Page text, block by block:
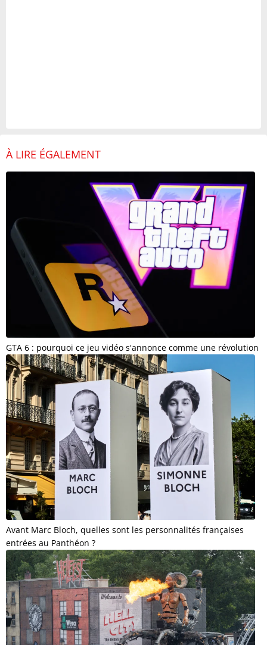
À LIRE ÉGALEMENT
GTA 6 : pourquoi ce jeu vidéo s'annonce comme une révolution
Avant Marc Bloch, quelles sont les personnalités françaises
entrées au Panthéon ?